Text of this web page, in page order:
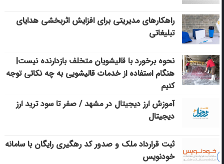
راهکارهای مدیریتی برای افزایش اثربخشی هدایای
تبلیغاتی
نحوه برخورد با قالیشویان متخلف بازدارنده نیست|
هنگام استفاده از خدمات قالیشویی به چه نکاتی توجه
کنیم
آموزش ارز دیجیتال در مشهد / صفر تا سود ترید ارز
دیجیتال
ثبت قرارداد ملک و صدور کد رهگیری رایگان با سامانه
خودنویس